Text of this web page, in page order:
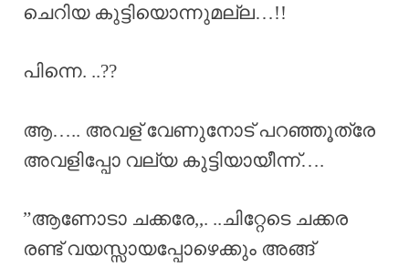
ചെറിയ കുട്ടിയൊന്നുമല്ല…!!
പിന്നെ. ..??
ആ….. അവള് വേണുനോട് പറഞ്ഞൂത്രേ
അവളിപ്പോ വല്യ കുട്ടിയായീന്ന്….
”ആണോടാ ചക്കരേ,,. ..ചിറ്റേടെ ചക്കര
രണ്ട് വയസ്സായപ്പോഴെക്കും അങ്ങ്